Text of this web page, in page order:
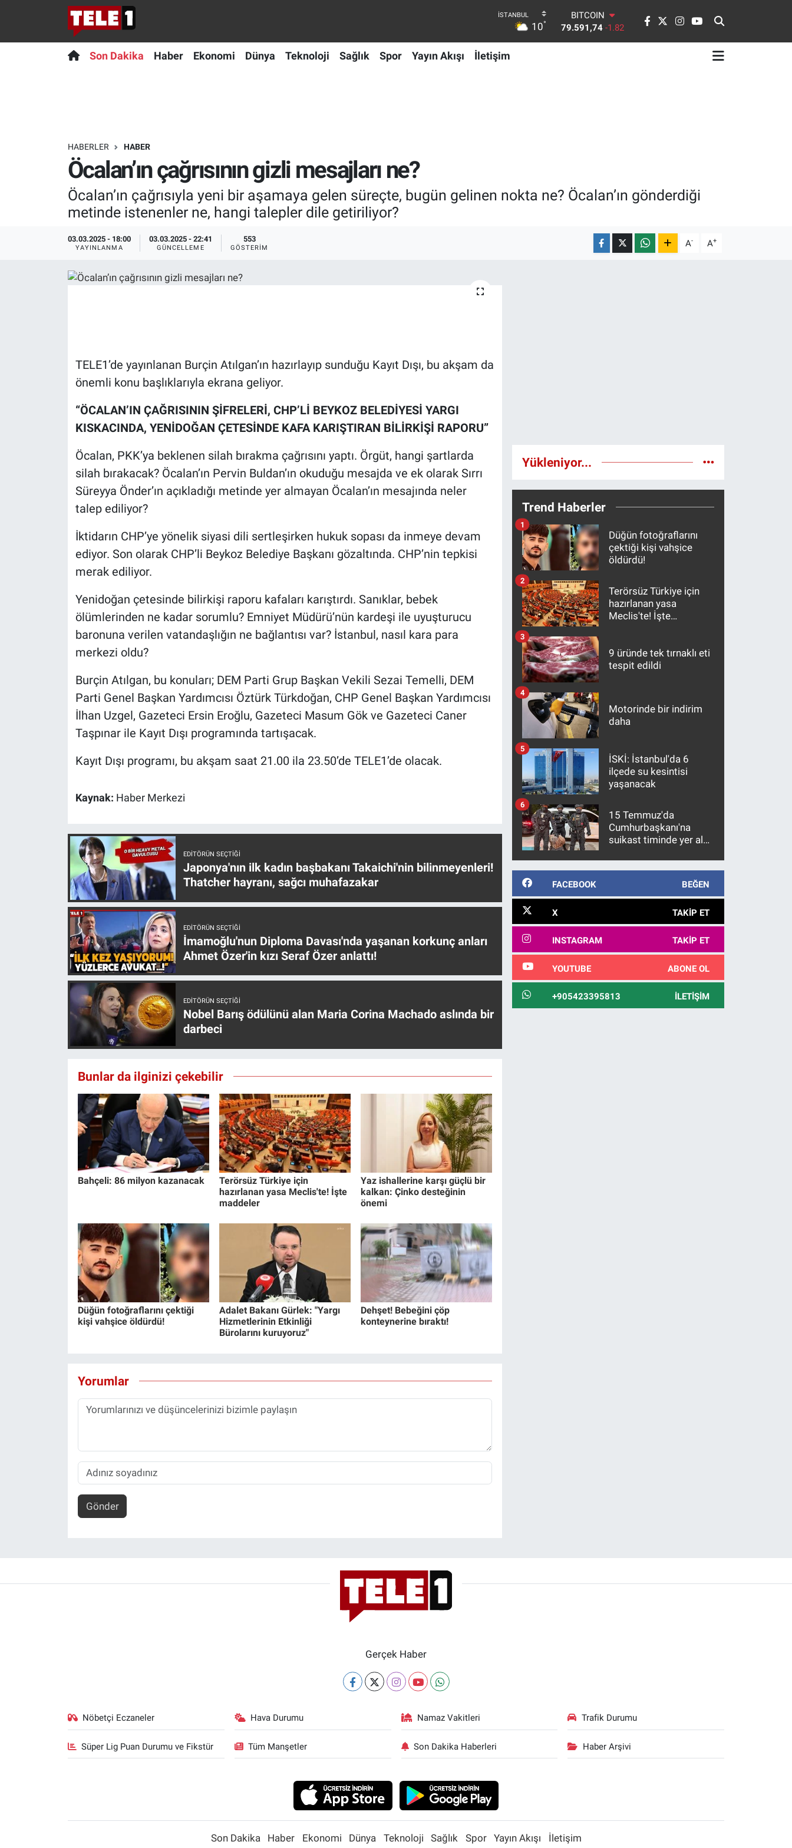
10°
BITCOIN
79.591,74 -1.82
Son Dakika Haber Ekonomi Dünya Teknoloji Sağlık Spor Yayın Akışı İletişim
HABERLER HABER
Öcalan’ın çağrısının gizli mesajları ne?
Öcalan’ın çağrısıyla yeni bir aşamaya gelen süreçte, bugün gelinen nokta ne? Öcalan’ın gönderdiği
metinde istenenler ne, hangi talepler dile getiriliyor?
03.03.2025 - 18:00
YAYINLANMA
03.03.2025 - 22:41
GÜNCELLEME
553
GÖSTERIM A- A+
TELE1’de yayınlanan Burçin Atılgan’ın hazırlayıp sunduğu Kayıt Dışı, bu akşam da
önemli konu başlıklarıyla ekrana geliyor.
“ÖCALAN’IN ÇAĞRISININ ŞİFRELERİ, CHP’Lİ BEYKOZ BELEDİYESİ YARGI
KISKACINDA, YENİDOĞAN ÇETESİNDE KAFA KARIŞTIRAN BİLİRKİŞİ RAPORU”
Öcalan, PKK’ya beklenen silah bırakma çağrısını yaptı. Örgüt, hangi şartlarda
silah bırakacak? Öcalan’ın Pervin Buldan’ın okuduğu mesajda ve ek olarak Sırrı
Süreyya Önder’ın açıkladığı metinde yer almayan Öcalan’ın mesajında neler
talep ediliyor?
İktidarın CHP’ye yönelik siyasi dili sertleşirken hukuk sopası da inmeye devam
ediyor. Son olarak CHP’li Beykoz Belediye Başkanı gözaltında. CHP’nin tepkisi
merak ediliyor.
Yenidoğan çetesinde bilirkişi raporu kafaları karıştırdı. Sanıklar, bebek
ölümlerinden ne kadar sorumlu? Emniyet Müdürü’nün kardeşi ile uyuşturucu
baronuna verilen vatandaşlığın ne bağlantısı var? İstanbul, nasıl kara para
merkezi oldu?
Burçin Atılgan, bu konuları; DEM Parti Grup Başkan Vekili Sezai Temelli, DEM
Parti Genel Başkan Yardımcısı Öztürk Türkdoğan, CHP Genel Başkan Yardımcısı
İlhan Uzgel, Gazeteci Ersin Eroğlu, Gazeteci Masum Gök ve Gazeteci Caner
Taşpınar ile Kayıt Dışı programında tartışacak.
Kayıt Dışı programı, bu akşam saat 21.00 ila 23.50’de TELE1’de olacak.
Kaynak: Haber Merkezi
EDITÖRÜN SEÇTIĞI
Japonya'nın ilk kadın başbakanı Takaichi'nin bilinmeyenleri!
Thatcher hayranı, sağcı muhafazakar
EDITÖRÜN SEÇTIĞI
İmamoğlu'nun Diploma Davası'nda yaşanan korkunç anları
Ahmet Özer'in kızı Seraf Özer anlattı!
EDITÖRÜN SEÇTIĞI
Nobel Barış ödülünü alan Maria Corina Machado aslında bir
darbeci
Bunlar da ilginizi çekebilir
Bahçeli: 86 milyon kazanacak
Terörsüz Türkiye için
hazırlanan yasa Meclis'te! İşte
maddeler
Yaz ishallerine karşı güçlü bir
kalkan: Çinko desteğinin
önemi
Düğün fotoğraflarını çektiği
kişi vahşice öldürdü!
Adalet Bakanı Gürlek: "Yargı
Hizmetlerinin Etkinliği
Bürolarını kuruyoruz"
Dehşet! Bebeğini çöp
konteynerine bıraktı!
Yorumlar
Gönder
Yükleniyor...
Trend Haberler
Düğün fotoğraflarını
çektiği kişi vahşice
öldürdü!
1
Terörsüz Türkiye için
hazırlanan yasa
Meclis'te! İşte
2
9 üründe tek tırnaklı eti
tespit edildi
3
Motorinde bir indirim
daha
4
İSKİ: İstanbul'da 6
ilçede su kesintisi
yaşanacak
5
15 Temmuz'da
Cumhurbaşkanı'na
suikast timinde yer alan
10 yıl sonra yakalandı
6
FACEBOOK BEĞEN
X TAKIP ET
INSTAGRAM TAKIP ET
YOUTUBE ABONE OL
+905423395813 İLETIŞIM
Gerçek Haber
Nöbetçi Eczaneler Hava Durumu Namaz Vakitleri Trafik Durumu
Süper Lig Puan Durumu ve Fikstür Tüm Manşetler Son Dakika Haberleri Haber Arşivi
Son Dakika Haber Ekonomi Dünya Teknoloji Sağlık Spor Yayın Akışı İletişim
Anında Manşet
Bilim ve Teknoloji Evreni
Doğa Konuşuyor
Ege'den Esintiler
Gerçeğin İzinde
Gün Başlıyor
Gün Bitiyor
Gündem Özel
Koronavirüs
Kültür Sanat
Ne demişti
Programlar
Teknoloji
Türkiye'nin Geleceği
Türkiye'nin Gündemi
Yerel Gündem
Canlı Yayın
Son Dakika
Teknoloji
Nöbetçi Eczaneler
Süper Lig Puan Durumu ve Fikstür
Tüm Manşetler